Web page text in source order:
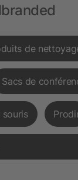
de
Sacs de
souris